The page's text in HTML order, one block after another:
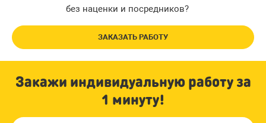
без наценки и посредников?
ЗАКАЗАТЬ РАБОТУ
Закажи индивидуальную работу за
1 минуту!